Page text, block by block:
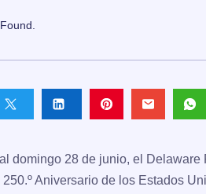
domingo 28 de junio, el
Aniversario de los Estados